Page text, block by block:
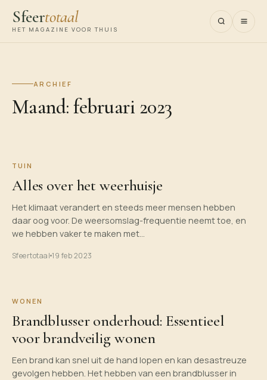
Sfeertotaal
HET MAGAZINE VOOR THUIS
ARCHIEF
Maand:februari 2023
TUIN
Alles over het weerhuisje
Het klimaat verandert en steeds meer mensen hebben
daar oog voor. De weersomslag-frequentie neemt toe, en
we hebben vaker te maken met…
Sfeertotaal19 feb 2023
WONEN
Brandblusser onderhoud: Essentieel
voor brandveilig wonen
Een brand kan snel uit de hand lopen en kan desastreuze
gevolgen hebben. Het hebben van een brandblusser in